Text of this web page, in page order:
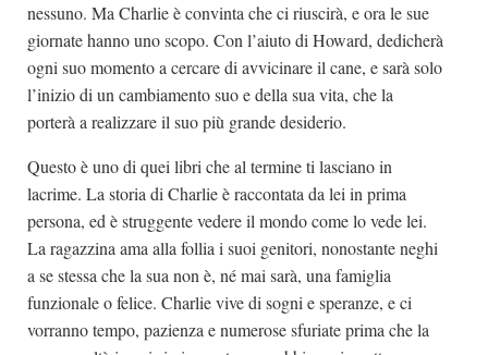
nessuno. Ma Charlie è convinta che ci riuscirà, e ora le sue
giornate hanno uno scopo. Con l’aiuto di Howard, dedicherà
ogni suo momento a cercare di avvicinare il cane, e sarà solo
l’inizio di un cambiamento suo e della sua vita, che la
porterà a realizzare il suo più grande desiderio.
Questo è uno di quei libri che al termine ti lasciano in
lacrime. La storia di Charlie è raccontata da lei in prima
persona, ed è struggente vedere il mondo come lo vede lei.
La ragazzina ama alla follia i suoi genitori, nonostante neghi
a se stessa che la sua non è, né mai sarà, una famiglia
funzionale o felice. Charlie vive di sogni e speranze, e ci
vorranno tempo, pazienza e numerose sfuriate prima che la